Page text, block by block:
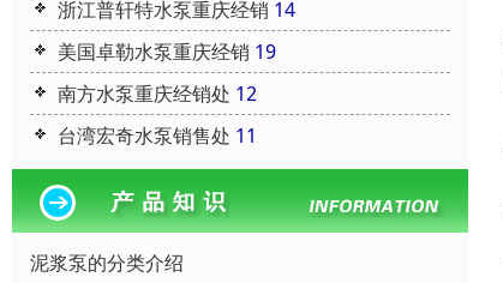
浙江普轩特水泵重庆经销 14
美国卓勒水泵重庆经销 19
南方水泵重庆经销处 12
台湾宏奇水泵销售处 11
泥浆泵的分类介绍